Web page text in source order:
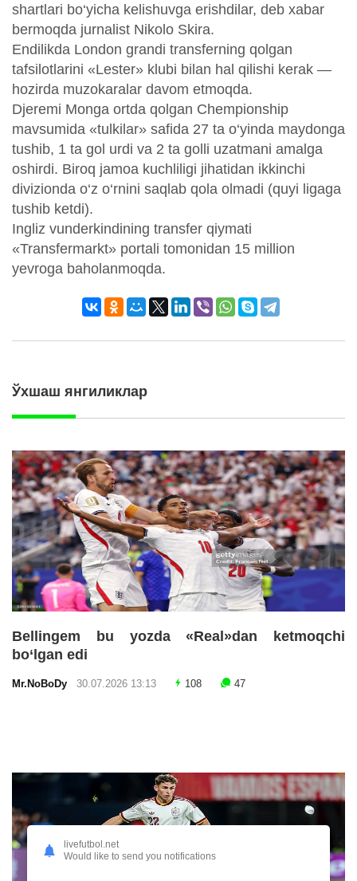
shartlari bo‘yicha kelishuvga erishdilar, deb xabar
bermoqda jurnalist Nikolo Skira.
Endilikda London grandi transferning qolgan
tafsilotlarini «Lester» klubi bilan hal qilishi kerak —
hozirda muzokaralar davom etmoqda.
Djeremi Monga ortda qolgan Chempionship
mavsumida «tulkilar» safida 27 ta o‘yinda maydonga
tushib, 1 ta gol urdi va 2 ta golli uzatmani amalga
oshirdi. Biroq jamoa kuchliligi jihatidan ikkinchi
divizionda o‘z o‘rnini saqlab qola olmadi (quyi ligaga
tushib ketdi).
Ingliz vunderkindining transfer qiymati
«Transfermarkt» portali tomonidan 15 million
yevroga baholanmoqda.
Ўхшаш янгиликлар
Bellingem bu yozda «Real»dan ketmoqchi
bo‘lgan edi
Mr.NoBoDy 30.07.2026 13:13 108 47
livefutbol.net
Would like to send you notifications